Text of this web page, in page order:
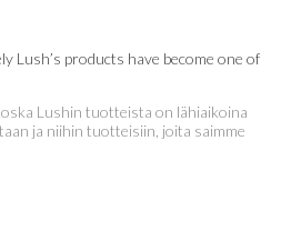
Lush’s products have become one of
Lushin tuotteista on lähiaikoina
ja niihin tuotteisiin, joita saimme